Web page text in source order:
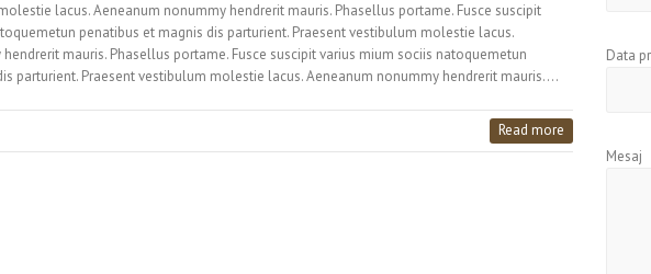
lacus. Aeneanum nonummy hendrerit mauris. Phasellus portame. Fusce suscipit
penatibus et magnis dis parturient. Praesent vestibulum molestie lacus.
mauris. Phasellus portame. Fusce suscipit varius mium sociis natoquemetun
parturient. Praesent vestibulum molestie lacus. Aeneanum nonummy hendrerit mauris.…
Read more
Data
Mesaj